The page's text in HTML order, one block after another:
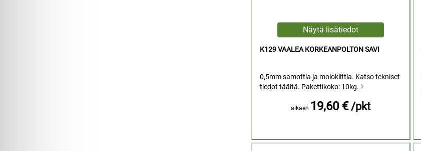
K129 VAALEA KORKEANPOLTON SAVI
0,5mm samottia ja molokiittia. Katso tekniset
tiedot täältä. Pakettikoko: 10kg.
alkaen 19,60 € /pkt